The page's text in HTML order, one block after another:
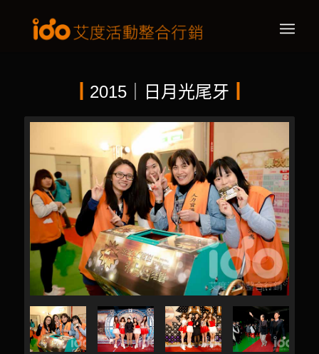
2015｜日月光尾牙